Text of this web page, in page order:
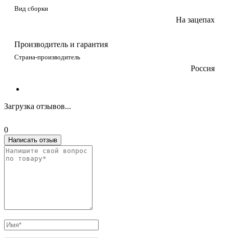
Вид сборки
На зацепах
Производитель и гарантия
Страна-производитель
Россия
Загрузка отзывов...
0
Написать отзыв